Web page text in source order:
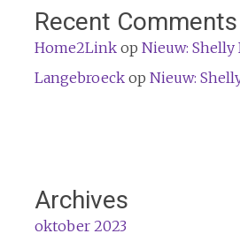
Recent Comments
Home2Linkop Nieuw: Shelly
Langebroeckop Nieuw:
Archives
oktober 2023